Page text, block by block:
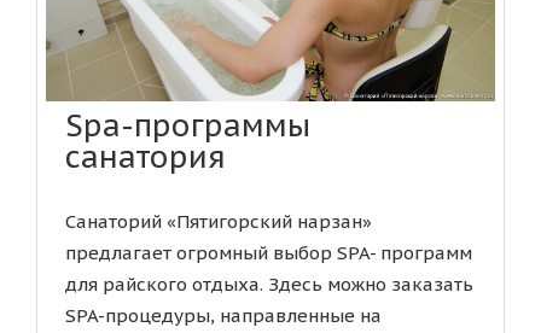
Spa-программы
санатория
Санаторий «Пятигорский нарзан»
предлагает огромный выбор SPA- программ
для райского отдыха. Здесь можно заказать
SPA-процедуры, направленные на